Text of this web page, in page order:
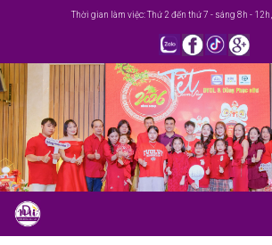
Thời gian làm việc: Thứ 2 đến thứ 7 - sáng 8h -